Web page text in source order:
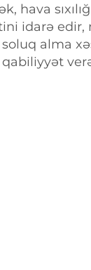
hava
idarə edir,
alma
qabiliyyət